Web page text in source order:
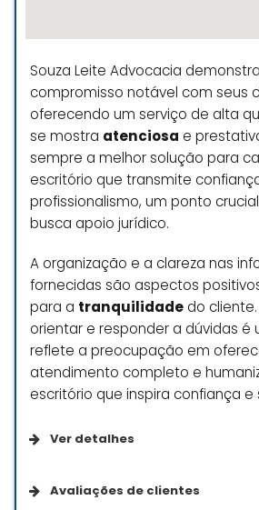
Souza Leite Advocacia
compromisso notável com seus
oferecendo um serviço de alta
se mostra atenciosa e
sempre a melhor solução para
escritório que transmite
profissionalismo, um ponto
busca apoio jurídico.
A organização e a clareza nas
fornecidas são aspectos
para a tranquilidadedo
orientar e responder a dúvidas é
reflete a preocupação em
atendimento completo e
escritório que inspira confiança e
Ver detalhes
Avaliações de clientes